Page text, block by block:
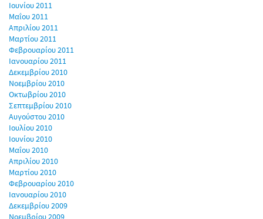
Ιουνίου 2011
Μαΐου 2011
Απριλίου 2011
Μαρτίου 2011
Φεβρουαρίου 2011
Ιανουαρίου 2011
Δεκεμβρίου 2010
Νοεμβρίου 2010
Οκτωβρίου 2010
Σεπτεμβρίου 2010
Αυγούστου 2010
Ιουλίου 2010
Ιουνίου 2010
Μαΐου 2010
Απριλίου 2010
Μαρτίου 2010
Φεβρουαρίου 2010
Ιανουαρίου 2010
Δεκεμβρίου 2009
Νοεμβρίου 2009